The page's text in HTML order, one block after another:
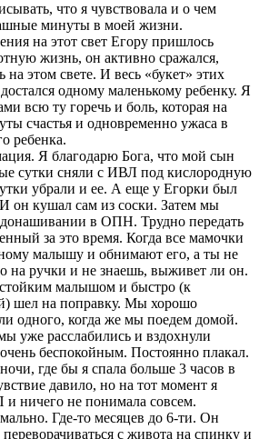
что я чувствовала и о чем
минуты в моей жизни.
на этот свет Егору пришлось
жизнь, он активно сражался,
на этом свете. И весь «букет» этих
одному маленькому ребенку. Я
всю ту горечь и боль, которая на
счастья и одновременно ужаса в
ребенка.
Я благодарю Бога, что мой сын
сутки сняли с ИВЛ под кислородную
убрали и ее. А еще у Егорки был
он кушал сам из соски. Затем мы
в ОПН. Трудно передать
за это время. Когда все мамочки
малышу и обнимают его, а ты не
на ручки и не знаешь, выживет ли он.
малышом и быстро (к
шел на поправку. Мы хорошо
одного, когда же мы поедем домой.
уже расслабились и вздохнули
беспокойным. Постоянно плакал.
где бы я спала больше 3 часов в
давило, но на тот момент я
ничего не понимала совсем.
Где-то месяцев до 6-ти. Он
с живота на спинку и